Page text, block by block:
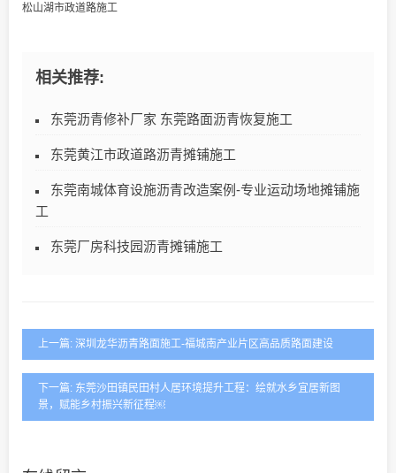
松山湖市政道路施工
相关推荐:
东莞沥青修补厂家 东莞路面沥青恢复施工
东莞黄江市政道路沥青摊铺施工
东莞南城体育设施沥青改造案例-专业运动场地摊铺施
工
东莞厂房科技园沥青摊铺施工
上一篇: 深圳龙华沥青路面施工-福城南产业片区高品质路面建设
下一篇: 东莞沙田镇民田村人居环境提升工程：绘就水乡宜居新图
景，赋能乡村振兴新征程￼